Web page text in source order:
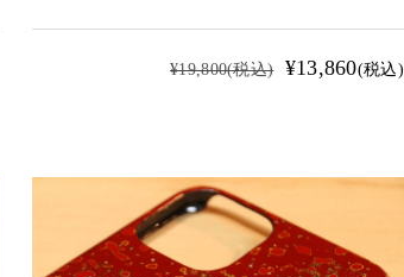
¥19,800(税込) ¥13,860(税込)